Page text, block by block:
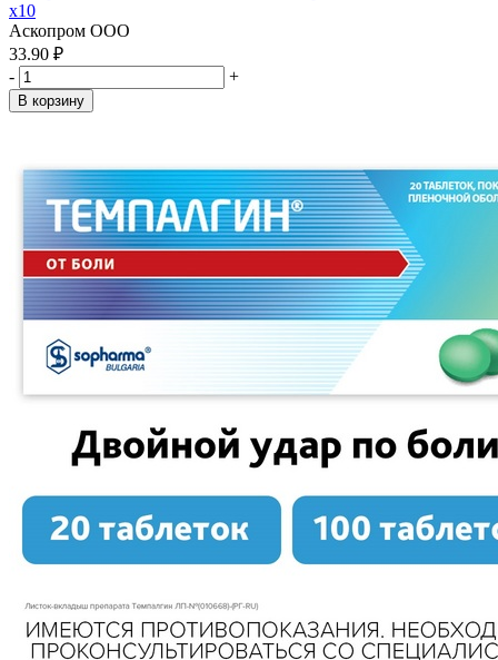
x10
Аскопром ООО
33.90 ₽
-
+
В корзину